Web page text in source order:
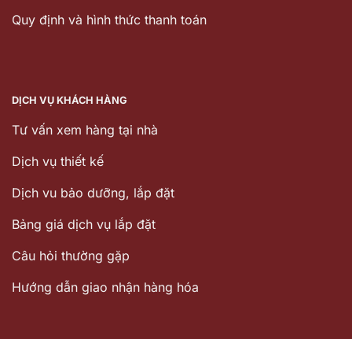
Quy định và hình thức thanh toán
DỊCH VỤ KHÁCH HÀNG
Tư vấn xem hàng tại nhà
Dịch vụ thiết kế
Dịch vu bảo dưỡng, lắp đặt
Bảng giá dịch vụ lắp đặt
Câu hỏi thường gặp
Hướng dẫn giao nhận hàng hóa